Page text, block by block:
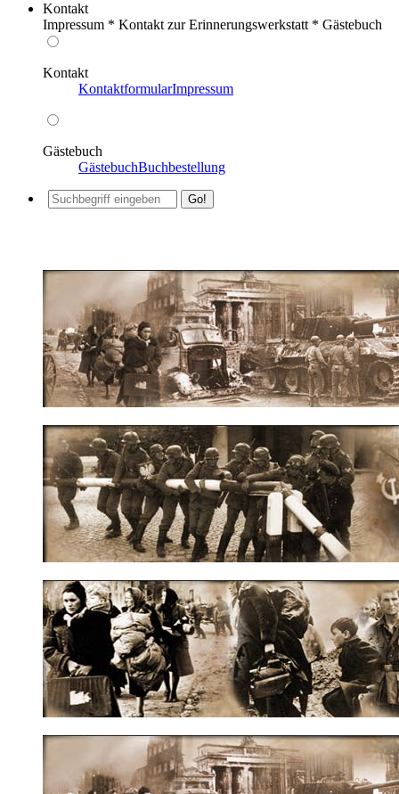
Kontakt
Impressum * Kontakt zur Erinnerungswerkstatt * Gästebuch
Kontakt
KontaktformularImpressum
Gästebuch
GästebuchBuchbestellung